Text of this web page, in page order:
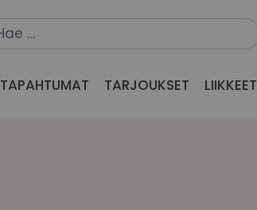
TAPAHTUMAT TARJOUKSET LIIKKEET